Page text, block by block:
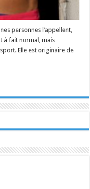
personnes l’appellent,
à fait normal, mais
Elle est originaire de